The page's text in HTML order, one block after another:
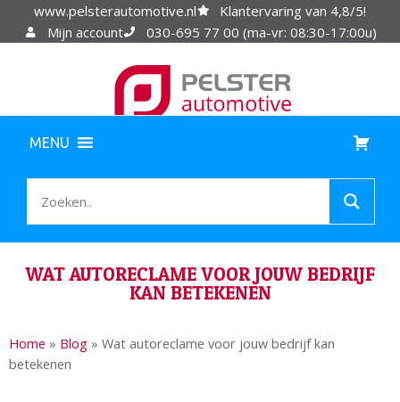
www.pelsterautomotive.nl
Klantervaring van 4,8/5!
Mijn account
030-695 77 00 (ma-vr: 08:30-17:00u)
MENU
WAT AUTORECLAME VOOR JOUW BEDRIJF
KAN BETEKENEN
Home » Blog » Wat autoreclame voor jouw bedrijf kan
betekenen